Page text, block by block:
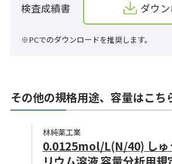
検査成績書 ダウ
※PCでのダウンロードを推奨します。
その他の規格用途、容量はこち
林純薬工業
0.0125mol/L(N/40) しゅ